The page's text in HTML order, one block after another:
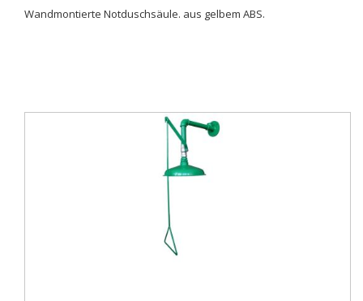
Wandmontierte Notduschsäule. aus gelbem ABS.